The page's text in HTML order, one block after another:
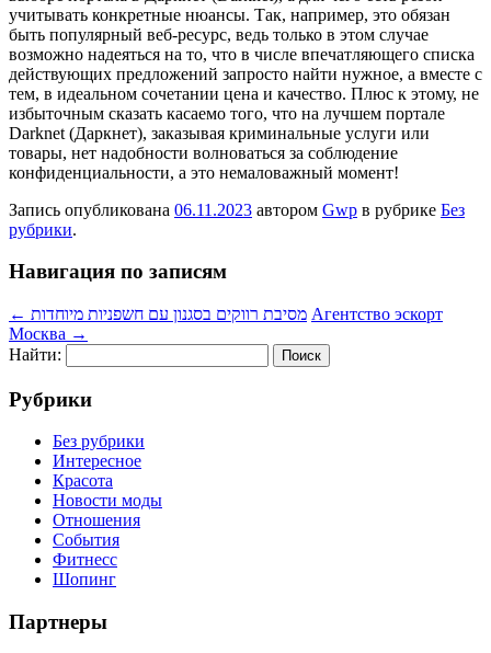
учитывать конкретные нюансы. Так, например, это обязан
быть популярный веб-ресурс, ведь только в этом случае
возможно надеяться на то, что в числе впечатляющего списка
действующих предложений запросто найти нужное, а вместе с
тем, в идеальном сочетании цена и качество. Плюс к этому, не
избыточным сказать касаемо того, что на лучшем портале
Darknet (Даркнет), заказывая криминальные услуги или
товары, нет надобности волноваться за соблюдение
конфиденциальности, а это немаловажный момент!
Запись опубликована 06.11.2023 автором Gwp в рубрике Без
рубрики.
Навигация по записям
← מסיבת רווקים בסגנון עם חשפניות מיוחדות Агентство эскорт
Москва →
Найти:
Рубрики
Без рубрики
Интересное
Красота
Новости моды
Отношения
События
Фитнесс
Шопинг
Партнеры